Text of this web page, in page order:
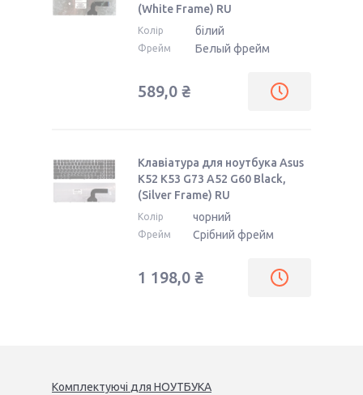
(White Frame) RU
Колір білий
Фрейм Белый фрейм
589,0 ₴
Клавіатура для ноутбука Asus
K52 K53 G73 A52 G60 Black,
(Silver Frame) RU
Колір чорний
Фрейм Срібний фрейм
1 198,0 ₴
Комплектуючі для НОУТБУКА